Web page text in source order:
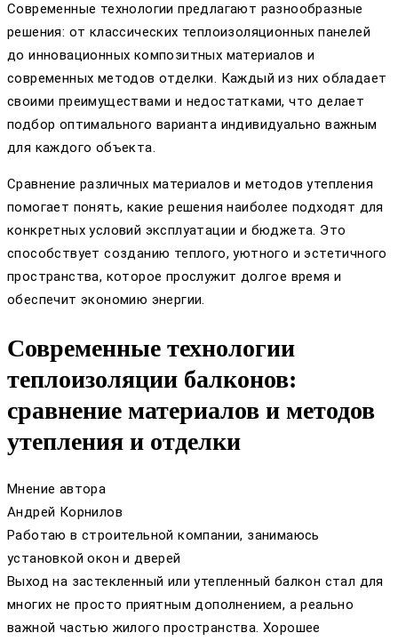
Современные технологии предлагают разнообразные
решения: от классических теплоизоляционных панелей
до инновационных композитных материалов и
современных методов отделки. Каждый из них обладает
своими преимуществами и недостатками, что делает
подбор оптимального варианта индивидуально важным
для каждого объекта.
Сравнение различных материалов и методов утепления
помогает понять, какие решения наиболее подходят для
конкретных условий эксплуатации и бюджета. Это
способствует созданию теплого, уютного и эстетичного
пространства, которое прослужит долгое время и
обеспечит экономию энергии.
Современные технологии
теплоизоляции балконов:
сравнение материалов и методов
утепления и отделки
Мнение автора
Андрей Корнилов
Работаю в строительной компании, занимаюсь
установкой окон и дверей
Выход на застекленный или утепленный балкон стал для
многих не просто приятным дополнением, а реально
важной частью жилого пространства. Хорошее